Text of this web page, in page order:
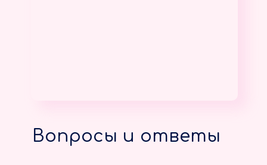
Вопросы и ответы